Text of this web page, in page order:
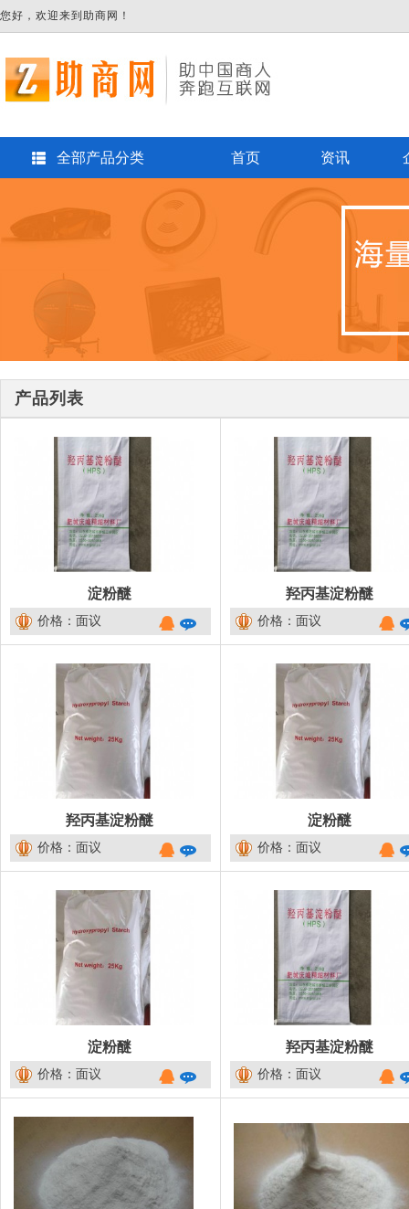
您好，欢迎来到助商网！
全部产品分类 首页 资讯
产品列表
淀粉醚
价格：面议
羟丙基淀粉醚
价格：面议
羟丙基淀粉醚
价格：面议
淀粉醚
价格：面议
淀粉醚
价格：面议
羟丙基淀粉醚
价格：面议